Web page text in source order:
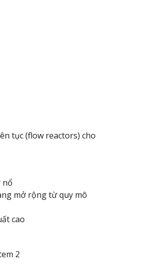
tục (flow reactors) cho
nổ
mở rộng từ quy mô
cao
2